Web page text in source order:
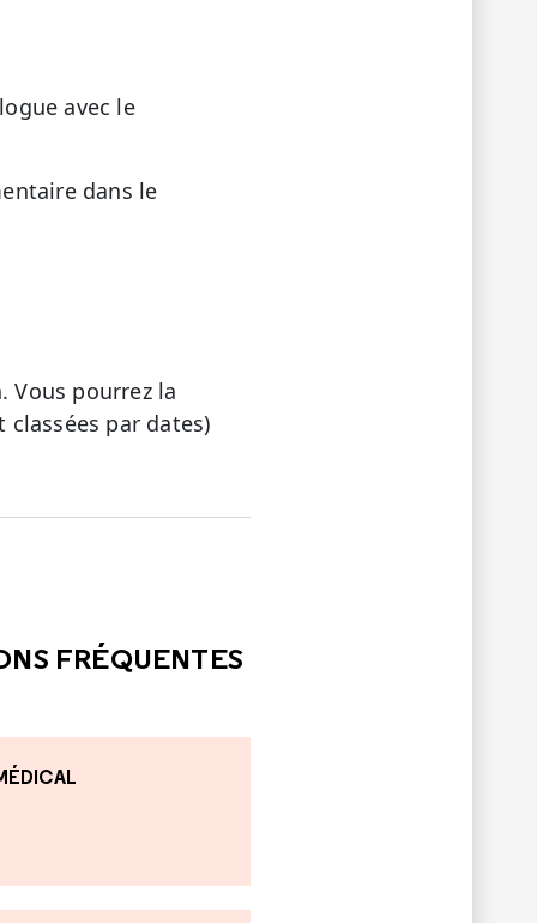
avec le
dans le
Vous pourrez la
par dates)
FRÉQUENTES